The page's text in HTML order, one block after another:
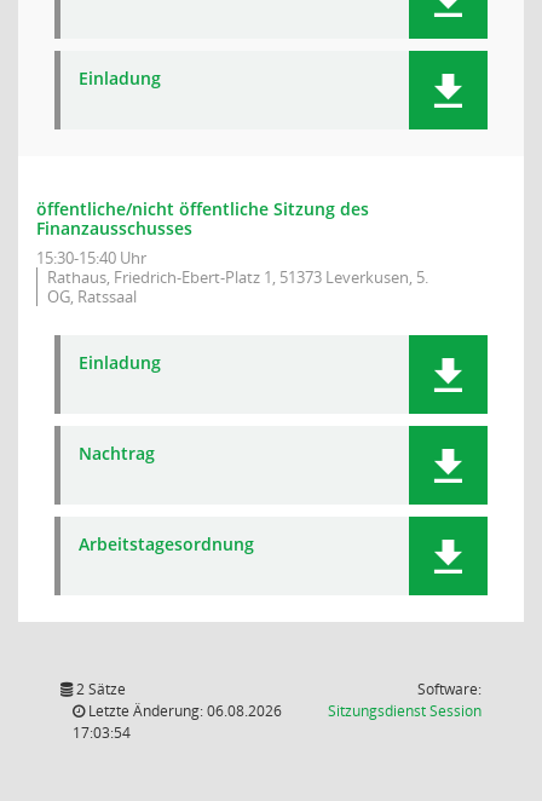
Einladung
öffentliche/nicht öffentliche Sitzung des
Finanzausschusses
15:30-15:40 Uhr
Rathaus, Friedrich-Ebert-Platz 1, 51373 Leverkusen, 5.
OG, Ratssaal
Einladung
Nachtrag
Arbeitstagesordnung
2 Sätze
Letzte Änderung: 06.08.2026
17:03:54
Software:
SitzungsdienstSession(Wird in